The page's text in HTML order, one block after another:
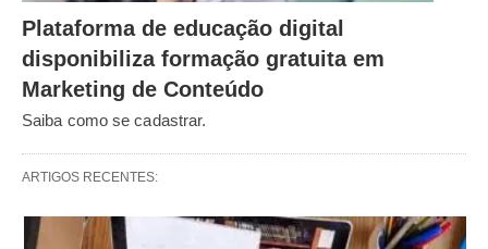
Plataforma de educação digital
disponibiliza formação gratuita em
Marketing de Conteúdo
Saiba como se cadastrar.
ARTIGOS RECENTES: